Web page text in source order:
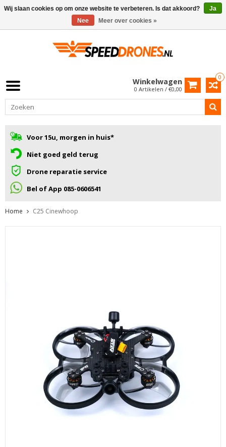
0
Winkelwagen
0 Artikelen / €0,00
Voor 15u, morgen in huis*
Niet goed geld terug
Drone reparatie service
Bel of App 085-0606541
Home C25 Cinewhoop
Wij slaan cookies op om onze website te verbeteren. Is dat akkoord?
Ja
Nee
Meer over cookies »